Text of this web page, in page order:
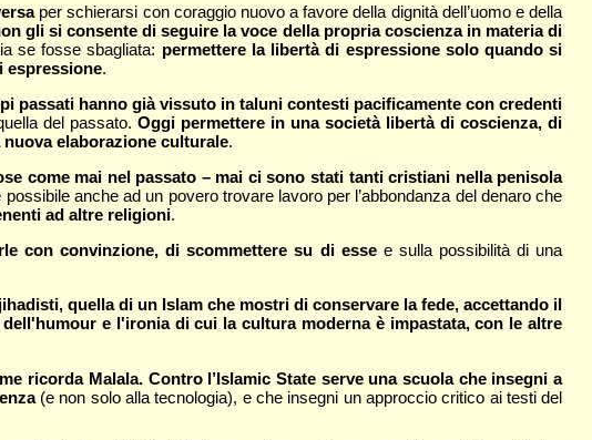
per schierarsi con coraggio nuovo a favore della dignità dell’uomo e della
gli si consente di seguire la voce della propria coscienza in materia di
se fosse sbagliata: permettere la libertà di espressione solo quando si
espressione.
passati hanno già vissuto in taluni contesti pacificamente con credenti
del passato.Oggi permettere in una società libertà di coscienza, di
elaborazione culturale.
come mai nel passato – mai ci sono stati tanti cristiani nella penisola
anche ad un povero trovare lavoro per l’abbondanza del denaro che
ad altre religioni.
con convinzione, di scommettere su di esse e sulla possibilità di una
quella di un Islam che mostri di conservare la fede, accettando il
e l'ironia di cui la cultura moderna è impastata, con le altre
ricorda Malala. Contro l’Islamic State serve una scuola che insegni a
(e non solo alla tecnologia), e che insegni un approccio critico ai testi del